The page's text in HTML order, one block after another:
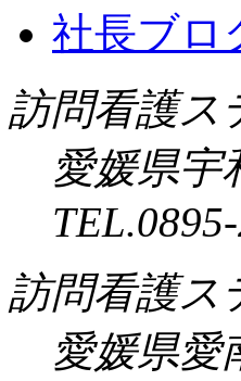
社長ブロ
訪問看護ス
愛媛県宇
訪問看護ス
愛媛県愛